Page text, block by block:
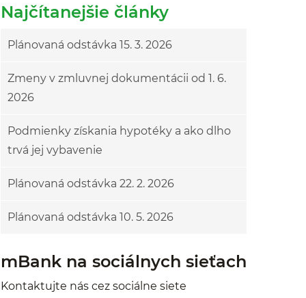
Najčítanejšie články
Plánovaná odstávka 15. 3. 2026
Zmeny v zmluvnej dokumentácii od 1. 6.
2026
Podmienky získania hypotéky a ako dlho
trvá jej vybavenie
Plánovaná odstávka 22. 2. 2026
Plánovaná odstávka 10. 5. 2026
mBank na sociálnych sieťach
Kontaktujte nás cez sociálne siete